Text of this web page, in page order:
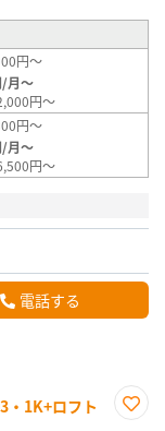
円～
/月～
円～
円～
/月～
円～
電話する
・1K+ロフト